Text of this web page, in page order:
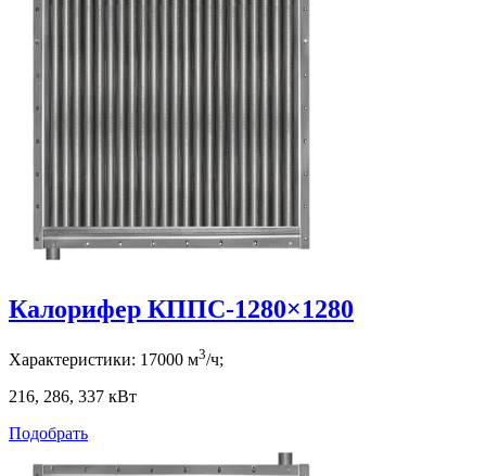
Калорифер КППС-1280×1280
Характеристики: 17000 м3/ч;
216, 286, 337 кВт
Подобрать